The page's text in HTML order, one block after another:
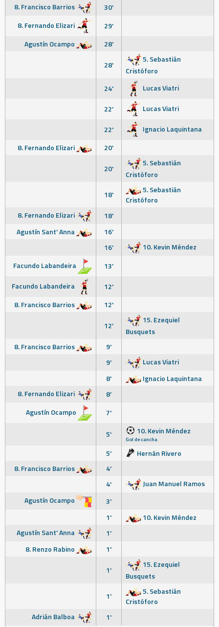
8. Francisco Barrios
30'
8. Fernando Elizari
29'
Agustín Ocampo
28'
28'
5. Sebastián
Cristóforo
24'
Lucas Viatri
22' Lucas Viatri
22'
Ignacio Laquintana
8. Fernando Elizari
20'
20'
5. Sebastián
Cristóforo
18'
5. Sebastián
Cristóforo
8. Fernando Elizari
18'
Agustín Sant' Anna
16'
16'
10. Kevin Méndez
Facundo Labandeira
13'
Facundo Labandeira
12'
8. Francisco Barrios
12'
12'
15. Ezequiel
Busquets
8. Francisco Barrios
9'
9'
Lucas Viatri
8'
Ignacio Laquintana
8. Fernando Elizari
8'
Agustín Ocampo
7'
5' 10. Kevin Méndez
Gol de cancha
5'
Hernán Rivero
8. Francisco Barrios
4'
4'
Juan Manuel Ramos
Agustín Ocampo
3'
1'
10. Kevin Méndez
Agustín Sant' Anna
1'
8. Renzo Rabino
1'
1'
15. Ezequiel
Busquets
1'
5. Sebastián
Cristóforo
Adrián Balboa
1'